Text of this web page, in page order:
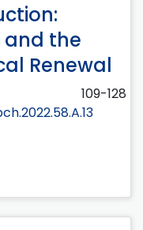
and the
Renewal
109-128